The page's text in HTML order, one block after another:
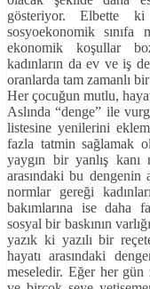
gösteriyor. Elbette
sosyoekonomik sınıfa
ekonomik koşullar
kadınların da ev ve iş
oranlarda tam zamanlı
Her çocuğun mutlu,
Aslında “denge” ile
listesine yenilerini
fazla tatmin sağlamak
yaygın bir yanlış
arasındaki bu
normlar gereği
bakımlarına ise daha
sosyal bir baskının
yazık ki yazılı bir
hayatı arasındaki
meseledir. Eğer her gün